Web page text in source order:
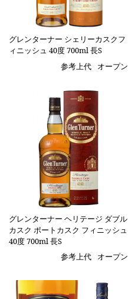
グレンターナー シェリーカスクフ
ィニッシュ 40度 700ml 長S
参考上代
オープン
グレンターナー ヘリテージ ダブル
カスク ポートカスク フィニッシュ
40度 700ml 長S
参考上代
オープン